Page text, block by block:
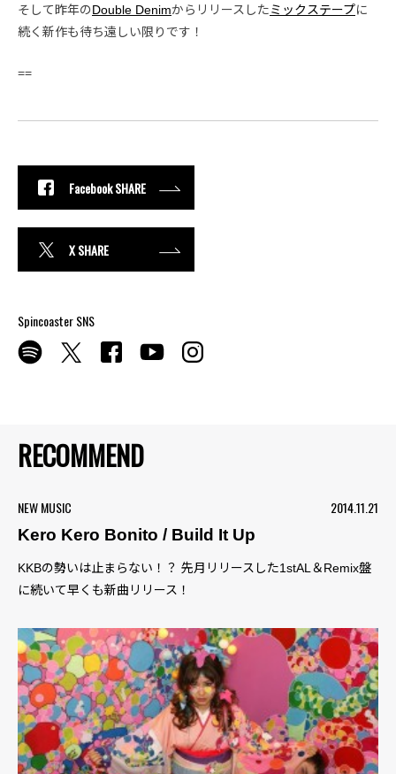
RECOMMEND
NEW MUSIC
2014.11.21
Kero Kero Bonito / Build It Up
KKBの勢いは止まらない！？ 先月リリースした1stAL＆Remix盤
に続いて早くも新曲リリース！
そして昨年のDouble Denimからリリースしたミックステープに
続く新作も待ち遠しい限りです！
==
Facebook SHARE
X SHARE
Spincoaster SNS